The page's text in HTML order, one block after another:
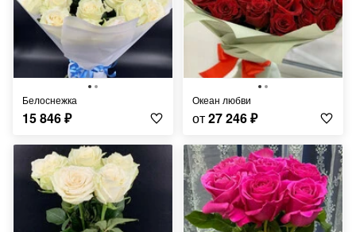
Белоснежка
15 846₽
Океан любви
от27 246₽